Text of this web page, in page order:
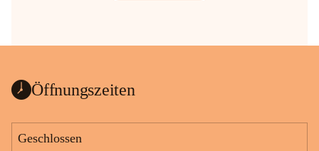
Öffnungszeiten
Geschlossen